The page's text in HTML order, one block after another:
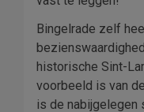
Bingelrade zelf
historische Sint-
voorbeeld is van
is de nabijgelegen